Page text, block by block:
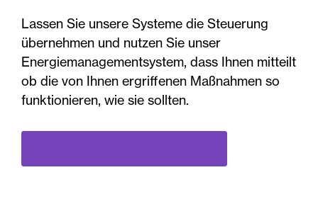
Lassen Sie unsere Systeme die Steuerung
übernehmen und nutzen Sie unser
Energiemanagementsystem, dass Ihnen mitteilt
ob die von Ihnen ergriffenen Maßnahmen so
funktionieren, wie sie sollten.